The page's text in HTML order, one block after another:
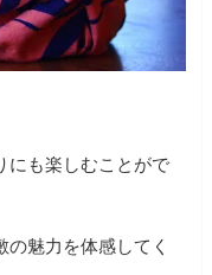
にも楽しむことがで
の魅力を体感してく